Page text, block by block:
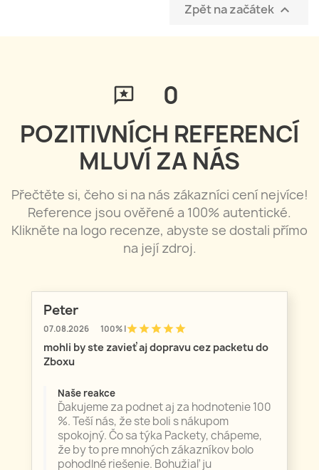
Zpět na začátek 
0
POZITIVNÍCH REFERENCÍ
MLUVÍ ZA NÁS
Přečtěte si, čeho si na nás zákazníci cení nejvíce!
Reference jsou ověřené a 100% autentické.
Klikněte na logo recenze, abyste se dostali přímo
na její zdroj.
Peter
07.08.2026 100% |starstarstarstarstar
mohli by ste zavieť aj dopravu cez packetu do
Zboxu
Naše reakce
Ďakujeme za podnet aj za hodnotenie 100
%. Teší nás, že ste boli s nákupom
spokojný. Čo sa týka Packety, chápeme,
že by to pre mnohých zákazníkov bolo
pohodlné riešenie. Bohužiaľ ju